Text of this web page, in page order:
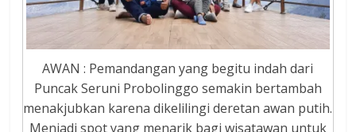
AWAN : Pemandangan yang begitu indah dari
Puncak Seruni Probolinggo semakin bertambah
menakjubkan karena dikelilingi deretan awan putih.
Menjadi spot yang menarik bagi wisatawan untuk